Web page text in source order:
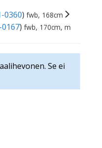
0360) fwb, 168cm
) fwb, 170cm, m
Se ei